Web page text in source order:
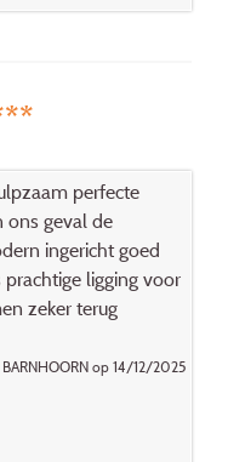
perfecte
ons geval de
ingericht goed
ligging voor
zeker terug
op 14/12/2025